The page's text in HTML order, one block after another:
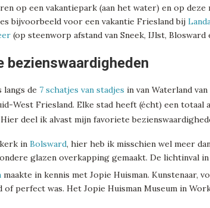
op een vakantiepark (aan het water) en op
bijvoorbeeld voor een vakantie Friesland bij
(op steenworp afstand van Sneek, IJlst,
bezienswaardigheden
langs de 7 schatjes van stadjes in van Waterland
West Friesland. Elke stad heeft (écht) een totaal
deel ik alvast mijn favoriete
in Bolsward, hier heb ik misschien wel meer
glazen overkapping gemaakt. De lichtinval
maakte in kennis met Jopie Huisman. Kunstenaar,
of perfect was. Het Jopie Huisman Museum in